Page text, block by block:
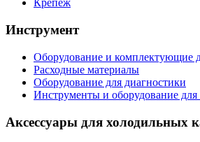
Крепеж
Инструмент
Оборудование и комплектующие
Расходные материалы
Оборудование для диагностики
Инструменты и оборудование
Аксессуары для холодильных